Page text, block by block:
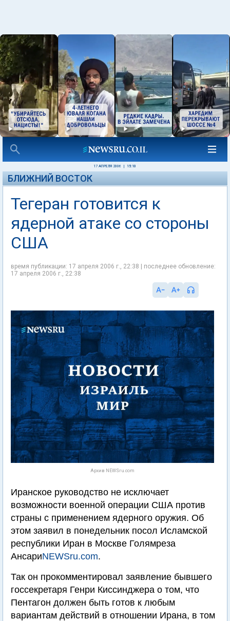
17 АПРЕЛЯ 2006 15:10
БЛИЖНИЙ ВОСТОК
Тегеран готовится к
ядерной атаке со стороны
США
время публикации: 17 апреля 2006 г., 22:38 | последнее обновление:
17 апреля 2006 г., 22:38
Архив NEWSru.com
Иранское руководство не исключает
возможности военной операции США против
страны с применением ядерного оружия. Об
этом заявил в понедельник посол Исламской
республики Иран в Москве Голямреза
АнсариNEWSru.com.
Так он прокомментировал заявление бывшего
госсекретаря Генри Киссинджера о том, что
Пентагон должен быть готов к любым
вариантам действий в отношении Ирана, в том